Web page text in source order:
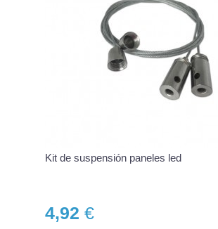
Kit de suspensión paneles led
4,92 €